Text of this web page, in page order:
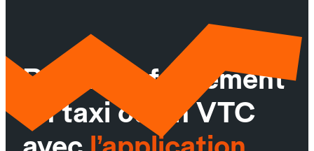
Réservez facilement
un taxi ou un VTC